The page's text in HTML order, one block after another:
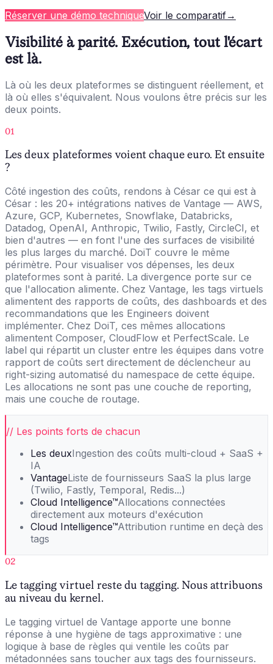
Réserver une démo techniqueVoir le comparatif→
Visibilité à parité. Exécution, tout l'écart
est là.
Là où les deux plateformes se distinguent réellement, et
là où elles s'équivalent. Nous voulons être précis sur les
deux points.
01
Les deux plateformes voient chaque euro. Et ensuite
?
Côté ingestion des coûts, rendons à César ce qui est à
César : les 20+ intégrations natives de Vantage — AWS,
Azure, GCP, Kubernetes, Snowflake, Databricks,
Datadog, OpenAI, Anthropic, Twilio, Fastly, CircleCI, et
bien d'autres — en font l'une des surfaces de visibilité
les plus larges du marché. DoiT couvre le même
périmètre. Pour visualiser vos dépenses, les deux
plateformes sont à parité. La divergence porte sur ce
que l'allocation alimente. Chez Vantage, les tags virtuels
alimentent des rapports de coûts, des dashboards et des
recommandations que les Engineers doivent
implémenter. Chez DoiT, ces mêmes allocations
alimentent Composer, CloudFlow et PerfectScale. Le
label qui répartit un cluster entre les équipes dans votre
rapport de coûts sert directement de déclencheur au
right-sizing automatisé du namespace de cette équipe.
Les allocations ne sont pas une couche de reporting,
mais une couche de routage.
// Les points forts de chacun
Les deuxIngestion des coûts multi-cloud + SaaS +
IA
VantageListe de fournisseurs SaaS la plus large
(Twilio, Fastly, Temporal, Redis...)
Cloud Intelligence™Allocations connectées
directement aux moteurs d'exécution
Cloud Intelligence™Attribution runtime en deçà des
tags
02
Le tagging virtuel reste du tagging. Nous attribuons
au niveau du kernel.
Le tagging virtuel de Vantage apporte une bonne
réponse à une hygiène de tags approximative : une
logique à base de règles qui ventile les coûts par
métadonnées sans toucher aux tags des fournisseurs.